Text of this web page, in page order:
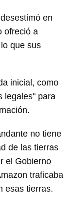
en
ofreció a
que sus
inicial, como
legales" para
no tiene
de las tierras
el Gobierno
traficaba
esas tierras.